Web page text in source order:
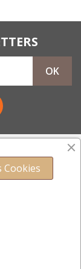
droits réservés.
Cookies